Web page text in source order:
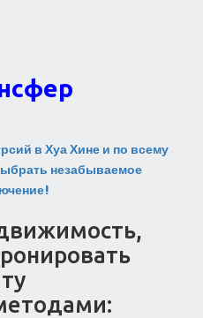
в Хуа Хине и по всему
незабываемое